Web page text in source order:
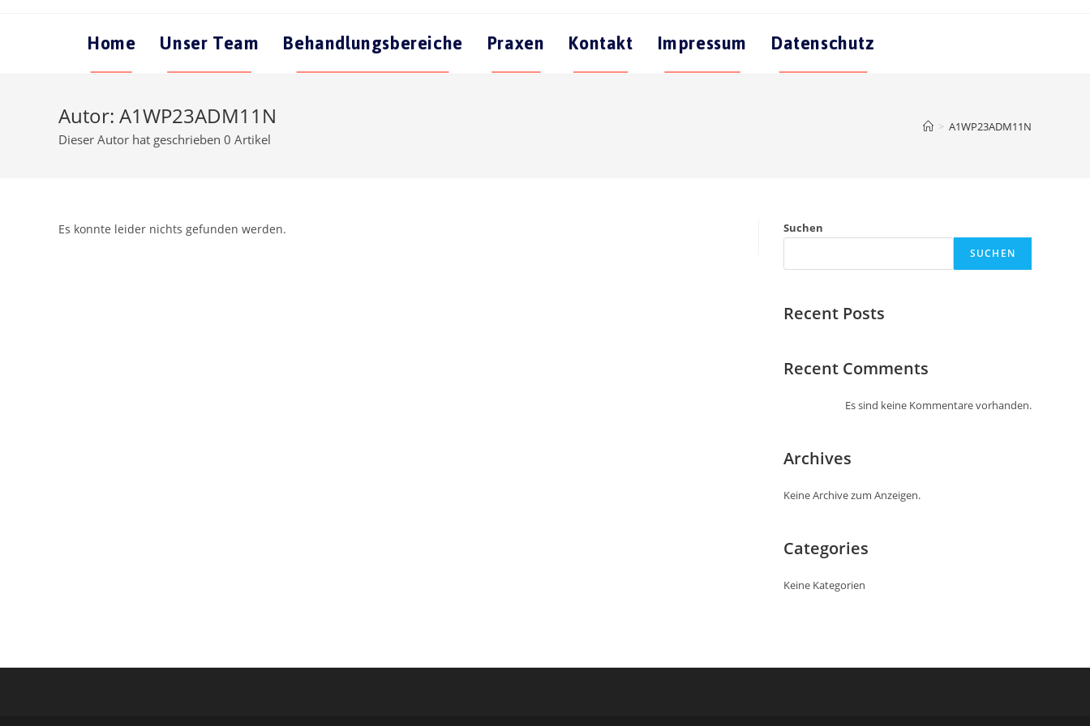
Home Unser Team Behandlungsbereiche Praxen Kontakt Impressum Datenschutz
Autor: A1WP23ADM11N
Dieser Autor hat geschrieben 0 Artikel
> A1WP23ADM11N
Es konnte leider nichts gefunden werden. Suchen
SUCHEN
Recent Posts
Recent Comments
Es sind keine Kommentare vorhanden.
Archives
Keine Archive zum Anzeigen.
Categories
Keine Kategorien